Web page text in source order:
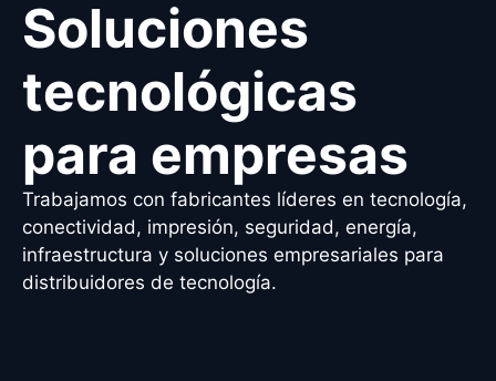
Soluciones
tecnológicas
para empresas
Trabajamos con fabricantes líderes en tecnología,
conectividad, impresión, seguridad, energía,
infraestructura y soluciones empresariales para
distribuidores de tecnología.